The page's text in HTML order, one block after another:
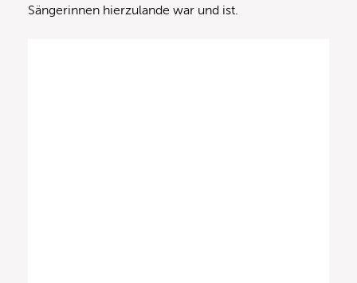
Sängerinnen hierzulande war und ist.